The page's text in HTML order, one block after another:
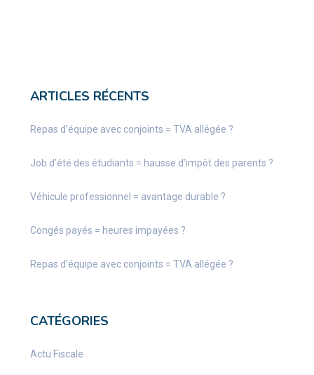
ARTICLES RÉCENTS
Repas d’équipe avec conjoints = TVA allégée ?
Job d’été des étudiants = hausse d’impôt des parents ?
Véhicule professionnel = avantage durable ?
Congés payés = heures impayées ?
Repas d’équipe avec conjoints = TVA allégée ?
CATÉGORIES
Actu Fiscale